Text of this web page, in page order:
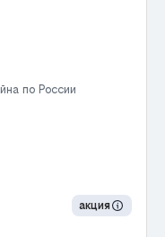
по России
акция